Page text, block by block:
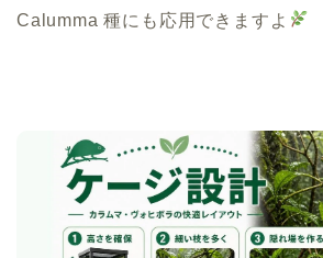
Calumma 種にも応用できますよ